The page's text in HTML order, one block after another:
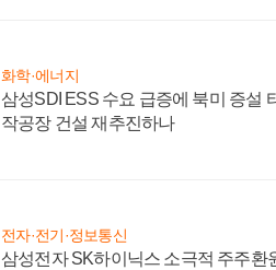
화학·에너지
삼성SDI ESS 수요 급증에 북미 증설
작공장 건설 재추진하나
전자·전기·정보통신
삼성전자 SK하이닉스 소극적 주주환